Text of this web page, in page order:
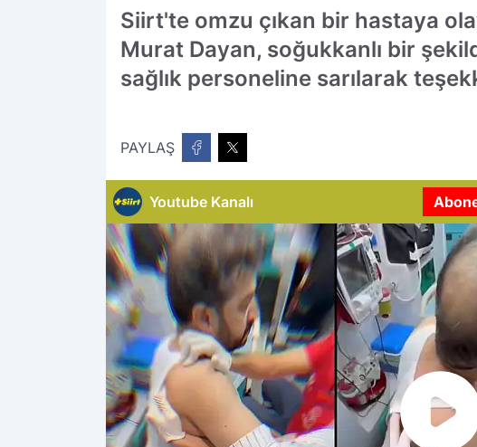
Siirt'te omzu çıkan bir hastaya
Murat Dayan, soğukkanlı bir
sağlık personeline sarılarak
PAYLAŞ
Youtube Kanalı